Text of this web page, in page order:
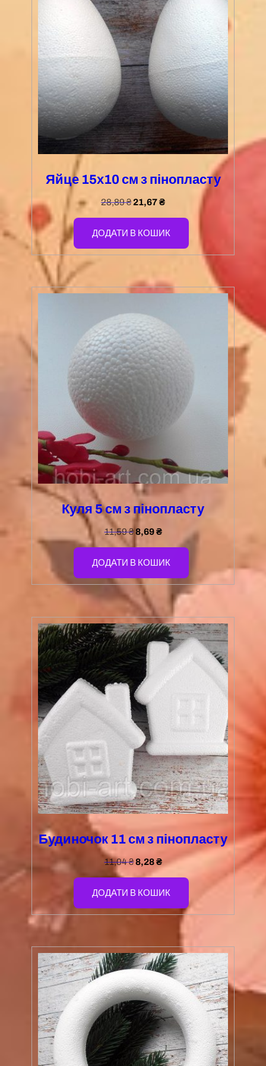
Яйце 15х10 см з пінопласту
28,89₴21,67₴
ДОДАТИ В КОШИК
Куля 5 см з пінопласту
11,59₴ 8,69₴
ДОДАТИ В КОШИК
Будиночок 11 см з пінопласту
11,04₴ 8,28₴
ДОДАТИ В КОШИК